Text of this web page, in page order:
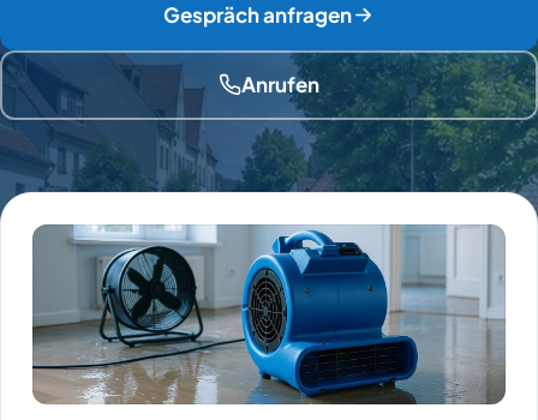
Gespräch anfragen
Anrufen